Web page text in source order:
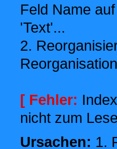
Feld Name
'Text'...
2.
[ Fehler:
nicht zum
Ursachen: 1.